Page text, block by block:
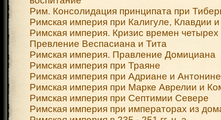
Рим. Консолидация принципата при
Римская империя при Калигуле, Клавдии
Римская империя. Кризис времен
Превление Веспасиана и Тита
Римская империя. Правление Домициана
Римская империя при Траяне
Римская империя при Адриане и
Римская империя при Марке Аврелии и
Римская империя при Септимии Севере
Римская империя при императорах из